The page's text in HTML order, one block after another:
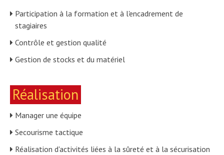
Participation à la formation et à l'encadrement de
stagiaires
Contrôle et gestion qualité
Gestion de stocks et du matériel
Réalisation
Manager une équipe
Secourisme tactique
Réalisation d'activités liées à la sûreté et à la sécurisation